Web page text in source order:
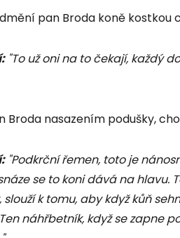
pan Broda koně kostkou
"To už oni na to čekají, každý
Broda nasazením podušky,
"Podkrční řemen, toto je
se to koni dává na hlavu.
slouží k tomu, aby když kůň
náhřbetník, když se zapne